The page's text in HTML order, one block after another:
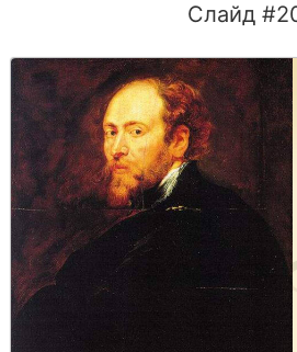
Слайд